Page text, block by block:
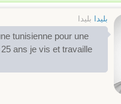
بليدا بليدا
tunisienne pour une
ans je vis et travaille